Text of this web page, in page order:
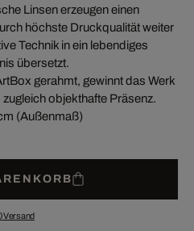
Linsen erzeugen einen
höchste Druckqualität weiter
Technik in ein lebendiges
übersetzt.
gerahmt, gewinnt das Werk
objekthafte Präsenz.
(Außenmaß)
Versand